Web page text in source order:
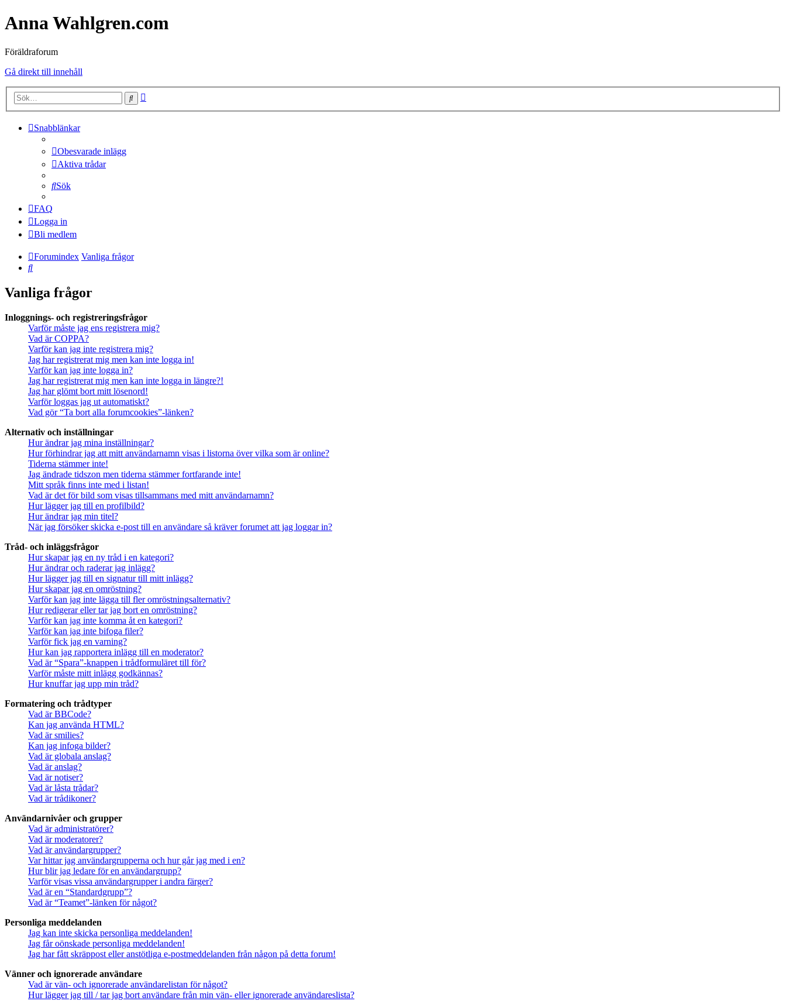
Anna Wahlgren.com
Föräldraforum
Gå direkt till innehåll
Sök
Snabblänkar
Obesvarade inlägg
Aktiva trådar
Sök
FAQ
Logga in
Bli medlem
Forumindex Vanliga frågor
Sök
Vanliga frågor
Inloggnings- och registreringsfrågor
Varför måste jag ens registrera mig?
Vad är COPPA?
Varför kan jag inte registrera mig?
Jag har registrerat mig men kan inte logga in!
Varför kan jag inte logga in?
Jag har registrerat mig men kan inte logga in längre?!
Jag har glömt bort mitt lösenord!
Varför loggas jag ut automatiskt?
Vad gör “Ta bort alla forumcookies”-länken?
Alternativ och inställningar
Hur ändrar jag mina inställningar?
Hur förhindrar jag att mitt användarnamn visas i listorna över vilka som är online?
Tiderna stämmer inte!
Jag ändrade tidszon men tiderna stämmer fortfarande inte!
Mitt språk finns inte med i listan!
Vad är det för bild som visas tillsammans med mitt användarnamn?
Hur lägger jag till en profilbild?
Hur ändrar jag min titel?
När jag försöker skicka e-post till en användare så kräver forumet att jag loggar in?
Tråd- och inläggsfrågor
Hur skapar jag en ny tråd i en kategori?
Hur ändrar och raderar jag inlägg?
Hur lägger jag till en signatur till mitt inlägg?
Hur skapar jag en omröstning?
Varför kan jag inte lägga till fler omröstningsalternativ?
Hur redigerar eller tar jag bort en omröstning?
Varför kan jag inte komma åt en kategori?
Varför kan jag inte bifoga filer?
Varför fick jag en varning?
Hur kan jag rapportera inlägg till en moderator?
Vad är “Spara”-knappen i trådformuläret till för?
Varför måste mitt inlägg godkännas?
Hur knuffar jag upp min tråd?
Formatering och trådtyper
Vad är BBCode?
Kan jag använda HTML?
Vad är smilies?
Kan jag infoga bilder?
Vad är globala anslag?
Vad är anslag?
Vad är notiser?
Vad är låsta trådar?
Vad är trådikoner?
Användarnivåer och grupper
Vad är administratörer?
Vad är moderatorer?
Vad är användargrupper?
Var hittar jag användargrupperna och hur går jag med i en?
Hur blir jag ledare för en användargrupp?
Varför visas vissa användargrupper i andra färger?
Vad är en “Standardgrupp”?
Vad är “Teamet”-länken för något?
Personliga meddelanden
Jag kan inte skicka personliga meddelanden!
Jag får oönskade personliga meddelanden!
Jag har fått skräppost eller anstötliga e-postmeddelanden från någon på detta forum!
Vänner och ignorerade användare
Vad är vän- och ignorerade användarelistan för något?
Hur lägger jag till / tar jag bort användare från min vän- eller ignorerade användareslista?